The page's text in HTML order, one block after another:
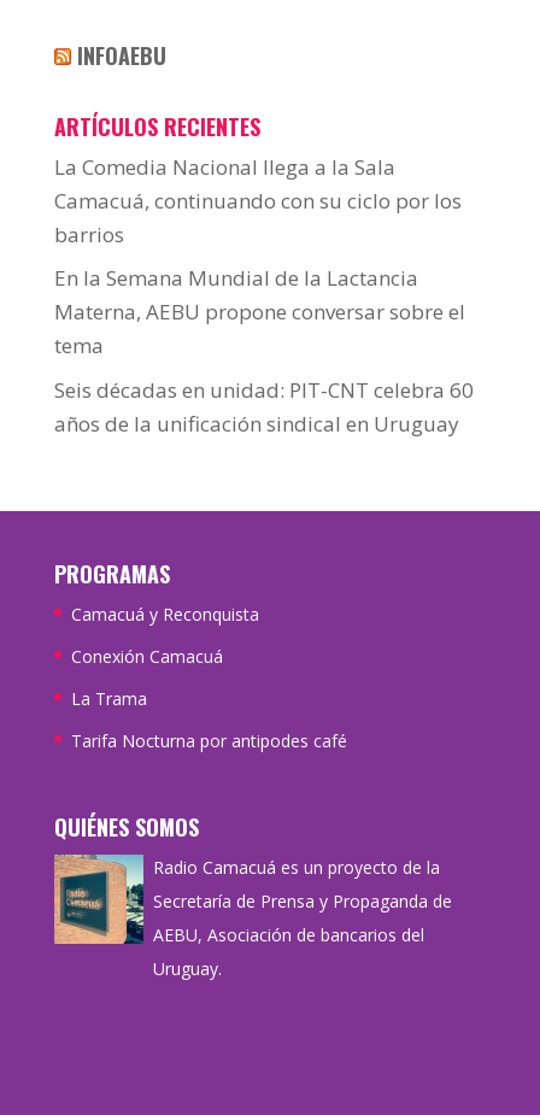
INFOAEBU
ARTÍCULOS RECIENTES
La Comedia Nacional llega a la Sala
Camacuá, continuando con su ciclo por los
barrios
En la Semana Mundial de la Lactancia
Materna, AEBU propone conversar sobre el
tema
Seis décadas en unidad: PIT-CNT celebra 60
años de la unificación sindical en Uruguay
PROGRAMAS
Camacuá y Reconquista
Conexión Camacuá
La Trama
Tarifa Nocturna por antipodes café
QUIÉNES SOMOS
Radio Camacuá es un proyecto de la
Secretaría de Prensa y Propaganda de
AEBU, Asociación de bancarios del
Uruguay.